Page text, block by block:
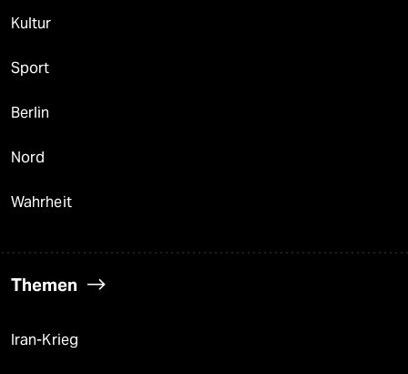
Kultur
Sport
Berlin
Nord
Wahrheit
Themen
Iran-Krieg